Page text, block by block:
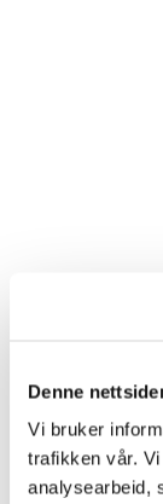
Denne
Vi bruker
trafikken vår.
analysearbeid,